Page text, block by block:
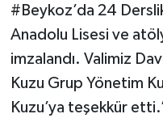
#Beykoz’da 24
Anadolu Lisesi ve
imzalandı. Valimiz
Kuzu Grup Yönetim
Kuzu’ya teşekkür